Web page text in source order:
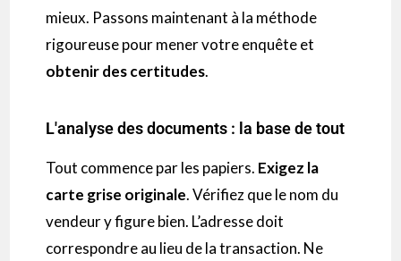
mieux. Passons maintenant à la méthode
rigoureuse pour mener votre enquête et
obtenir des certitudes.
L'analyse des documents : la base de tout
Tout commence par les papiers. Exigez la
carte grise originale. Vérifiez que le nom du
vendeur y figure bien. L’adresse doit
correspondre au lieu de la transaction. Ne